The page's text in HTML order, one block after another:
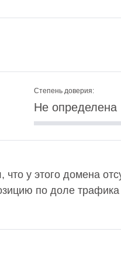
Степень доверия:
Не определена
у этого домена
по доле